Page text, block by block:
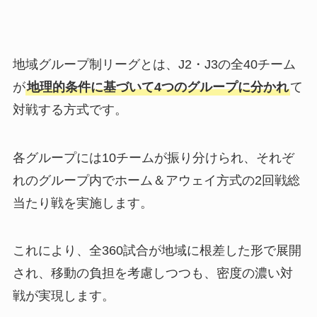
地域グループ制リーグとは、J2・J3の全40チーム
が地理的条件に基づいて4つのグループに分かれて
対戦する方式です。
各グループには10チームが振り分けられ、それぞ
れのグループ内でホーム＆アウェイ方式の2回戦総
当たり戦を実施します。
これにより、全360試合が地域に根差した形で展開
され、移動の負担を考慮しつつも、密度の濃い対
戦が実現します。